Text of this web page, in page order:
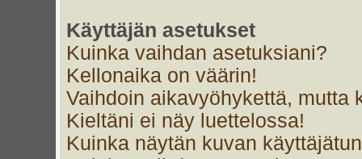
Käyttäjän asetukset
Kuinka vaihdan asetuksiani?
Kellonaika on väärin!
Vaihdoin aikavyöhykettä, mutta
Kieltäni ei näy luettelossa!
Kuinka näytän kuvan